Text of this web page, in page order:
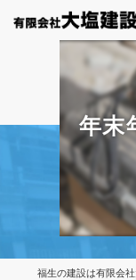
年末
福生の建設は有限会